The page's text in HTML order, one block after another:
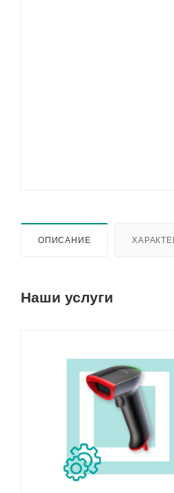
ОПИСАНИЕ
Наши услуги